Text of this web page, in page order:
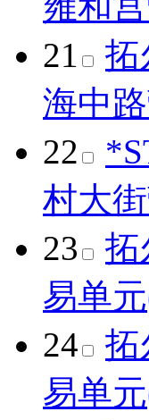
21
拓
海中
22
村大
23
拓
易单
24
拓
易单